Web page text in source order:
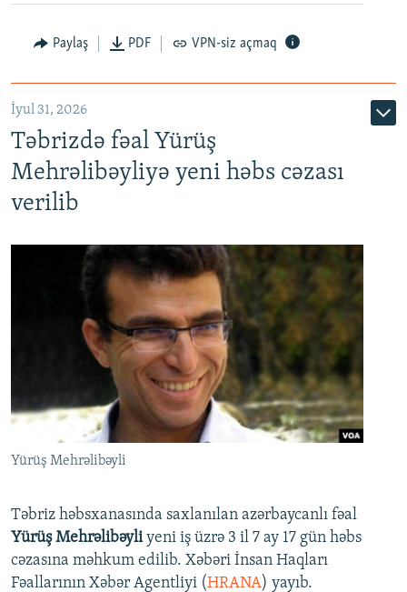
Paylaş PDF VPN-siz açmaq
İyul 31, 2026
Təbrizdə fəal Yürüş
Mehrəlibəyliyə yeni həbs cəzası
verilib
Yürüş Mehrəlibəyli
Təbriz həbsxanasında saxlanılan azərbaycanlı fəal
Yürüş Mehrəlibəyliyeni iş üzrə 3 il 7 ay 17 gün həbs
cəzasına məhkum edilib. Xəbəri İnsan Haqları
Fəallarının Xəbər Agentliyi (HRANA) yayıb.